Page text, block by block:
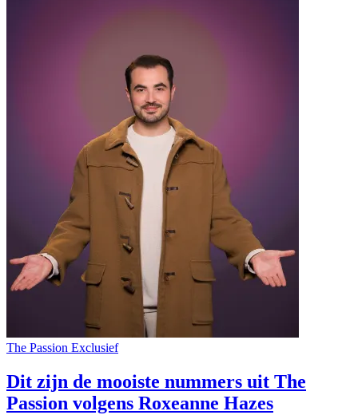
The Passion Exclusief
Dit zijn de mooiste nummers uit The
Passion volgens Roxeanne Hazes